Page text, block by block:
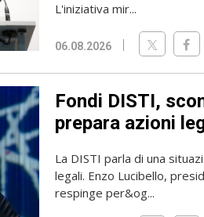
L'iniziativa mir...
06.08.2026
Fondi DISTI,
prepara azioni
La DISTI parla di una
legali. Enzo Lucibello,
respinge per&og...